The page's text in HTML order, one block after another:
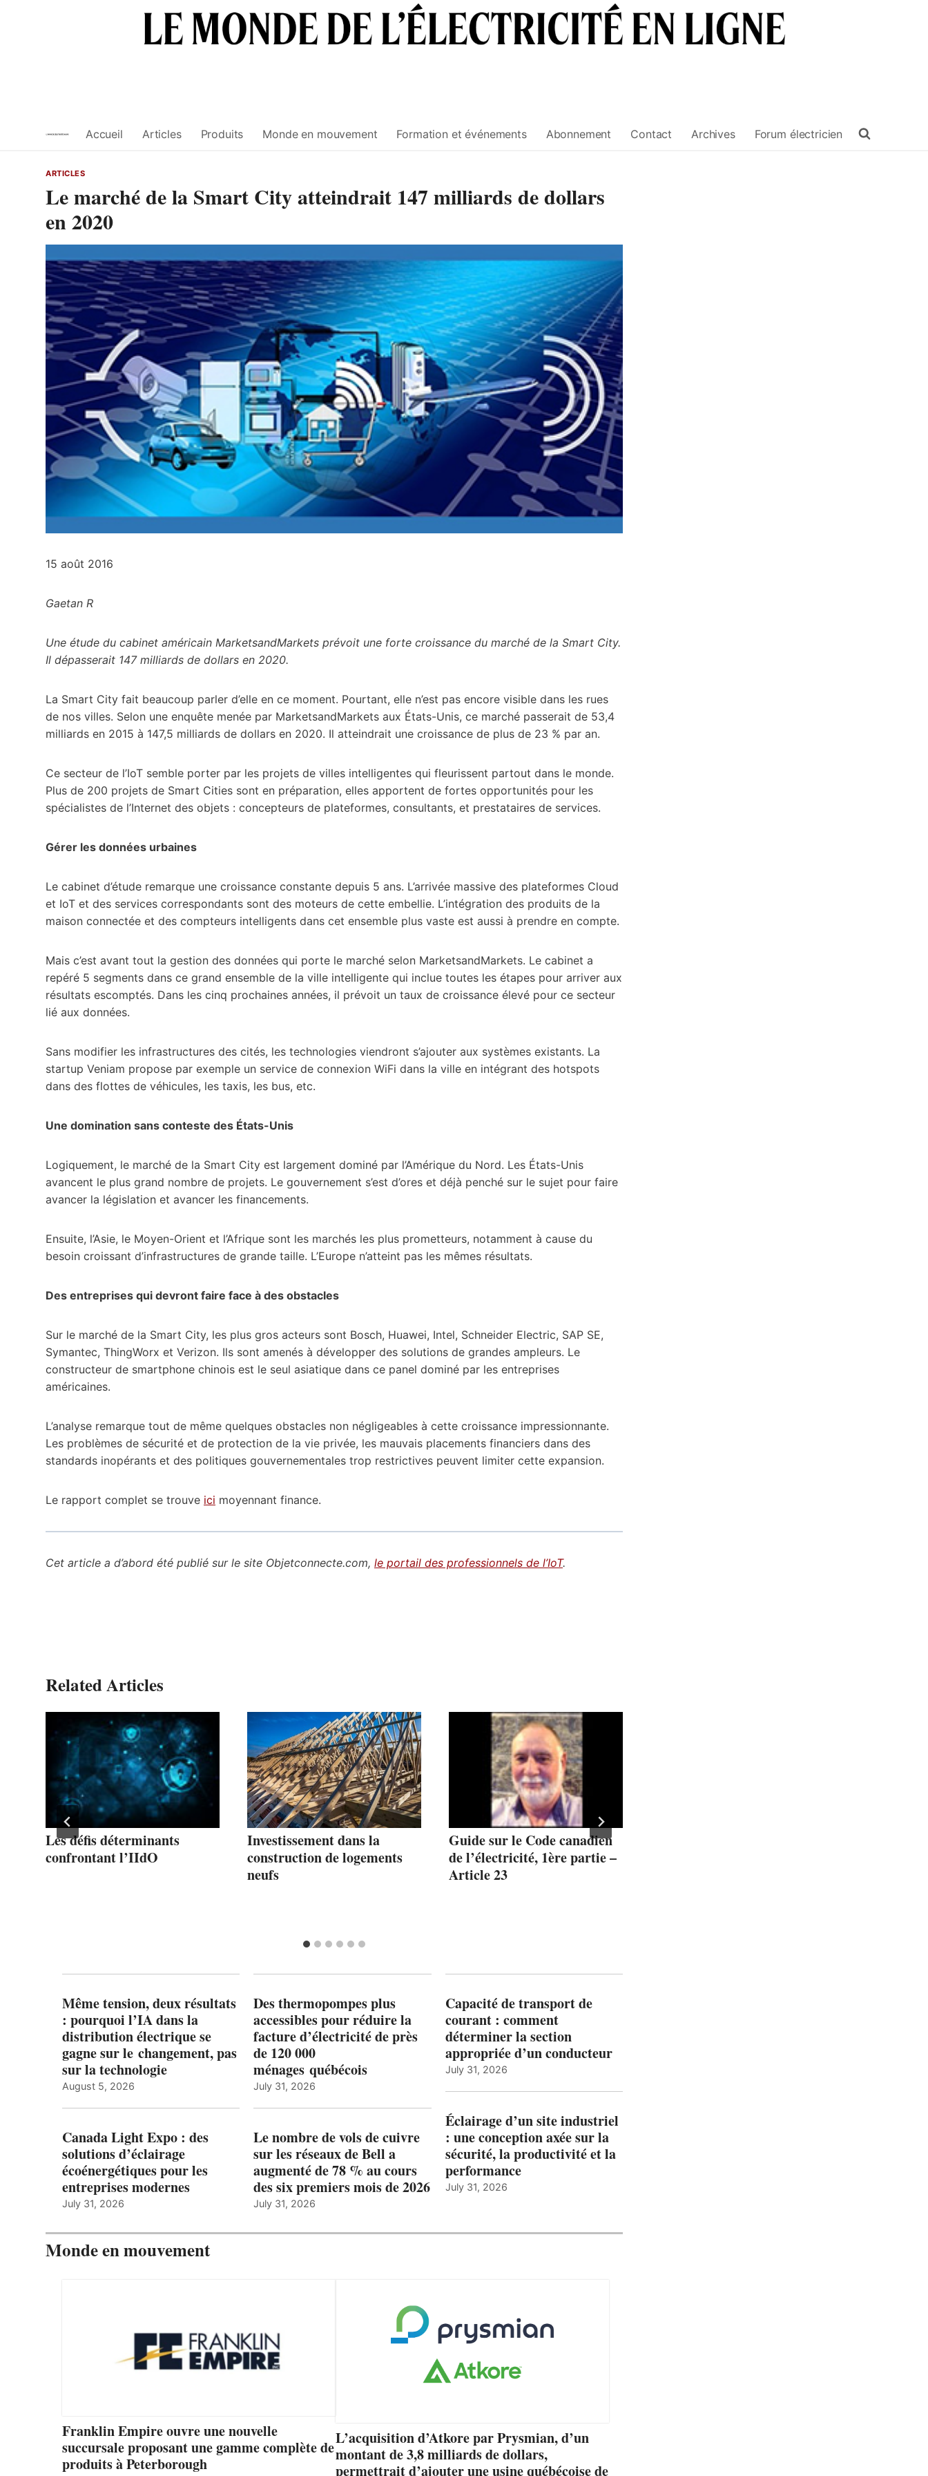
Accueil Articles Produits Monde en mouvement Formation et événements Abonnement Contact Archives Forum électricien
ARTICLES
Le marché de la Smart City atteindrait 147 milliards de dollars
en 2020
15 août 2016
Gaetan R
Une étude du cabinet américain MarketsandMarkets prévoit une forte croissance du marché de la Smart City.
Il dépasserait 147 milliards de dollars en 2020.
La Smart City fait beaucoup parler d’elle en ce moment. Pourtant, elle n’est pas encore visible dans les rues
de nos villes. Selon une enquête menée par MarketsandMarkets aux États-Unis, ce marché passerait de 53,4
milliards en 2015 à 147,5 milliards de dollars en 2020. Il atteindrait une croissance de plus de 23 % par an.
Ce secteur de l’IoT semble porter par les projets de villes intelligentes qui fleurissent partout dans le monde.
Plus de 200 projets de Smart Cities sont en préparation, elles apportent de fortes opportunités pour les
spécialistes de l’Internet des objets : concepteurs de plateformes, consultants, et prestataires de services.
Gérer les données urbaines
Le cabinet d’étude remarque une croissance constante depuis 5 ans. L’arrivée massive des plateformes Cloud
et IoT et des services correspondants sont des moteurs de cette embellie. L’intégration des produits de la
maison connectée et des compteurs intelligents dans cet ensemble plus vaste est aussi à prendre en compte.
Mais c’est avant tout la gestion des données qui porte le marché selon MarketsandMarkets. Le cabinet a
repéré 5 segments dans ce grand ensemble de la ville intelligente qui inclue toutes les étapes pour arriver aux
résultats escomptés. Dans les cinq prochaines années, il prévoit un taux de croissance élevé pour ce secteur
lié aux données.
Sans modifier les infrastructures des cités, les technologies viendront s’ajouter aux systèmes existants. La
startup Veniam propose par exemple un service de connexion WiFi dans la ville en intégrant des hotspots
dans des flottes de véhicules, les taxis, les bus, etc.
Une domination sans conteste des États-Unis
Logiquement, le marché de la Smart City est largement dominé par l’Amérique du Nord. Les États-Unis
avancent le plus grand nombre de projets. Le gouvernement s’est d’ores et déjà penché sur le sujet pour faire
avancer la législation et avancer les financements.
Ensuite, l’Asie, le Moyen-Orient et l’Afrique sont les marchés les plus prometteurs, notamment à cause du
besoin croissant d’infrastructures de grande taille. L’Europe n’atteint pas les mêmes résultats.
Des entreprises qui devront faire face à des obstacles
Sur le marché de la Smart City, les plus gros acteurs sont Bosch, Huawei, Intel, Schneider Electric, SAP SE,
Symantec, ThingWorx et Verizon. Ils sont amenés à développer des solutions de grandes ampleurs. Le
constructeur de smartphone chinois est le seul asiatique dans ce panel dominé par les entreprises
américaines.
L’analyse remarque tout de même quelques obstacles non négligeables à cette croissance impressionnante.
Les problèmes de sécurité et de protection de la vie privée, les mauvais placements financiers dans des
standards inopérants et des politiques gouvernementales trop restrictives peuvent limiter cette expansion.
Le rapport complet se trouve ici moyennant finance.
Cet article a d’abord été publié sur le site Objetconnecte.com, le portail des professionnels de l’IoT.
Related Articles
Les défis déterminants
confrontant l’IIdO
Investissement dans la
construction de logements
neufs
Guide sur le Code canadien
de l’électricité, 1ère partie –
Article 23
Même tension, deux résultats
: pourquoi l’IA dans la
distribution électrique se
gagne sur le changement, pas
sur la technologie
August 5, 2026
Canada Light Expo : des
solutions d’éclairage
écoénergétiques pour les
entreprises modernes
July 31, 2026
Des thermopompes plus
accessibles pour réduire la
facture d’électricité de près
de 120 000
ménages québécois
July 31, 2026
Le nombre de vols de cuivre
sur les réseaux de Bell a
augmenté de 78 % au cours
des six premiers mois de 2026
July 31, 2026
Capacité de transport de
courant : comment
déterminer la section
appropriée d’un conducteur
July 31, 2026
Éclairage d’un site industriel
: une conception axée sur la
sécurité, la productivité et la
performance
July 31, 2026
Monde en mouvement
Franklin Empire ouvre une nouvelle
succursale proposant une gamme complète de
produits à Peterborough
L’acquisition d’Atkore par Prysmian, d’un
montant de 3,8 milliards de dollars,
permettrait d’ajouter une usine québécoise de